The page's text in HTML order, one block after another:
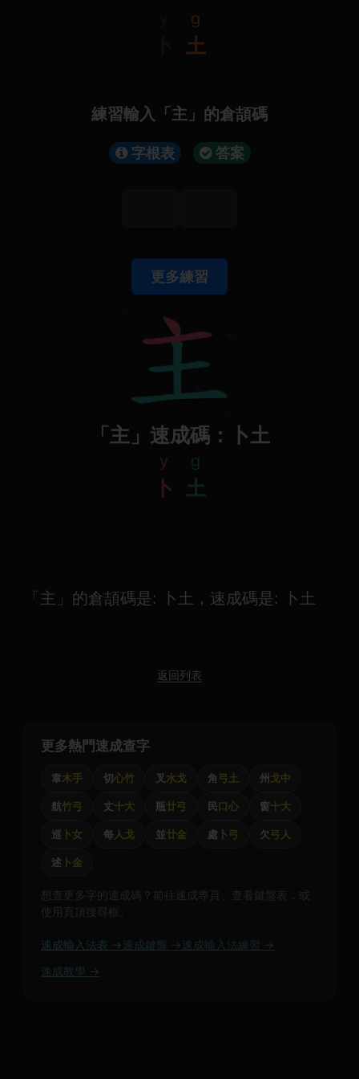
g
土
練習輸入「主」的倉頡碼
字根表 答案
更多練習
「主」速成碼：卜土
y
卜
g
土
「主」的倉頡碼是: 卜土，速成碼是: 卜土
返回列表
更多熱門速成查字
韋木手 切心竹 叉 水戈 角弓土 州 戈中
航竹弓 丈十大 瓶廿弓 民口心 窗十大
巡 卜女 每人戈 並廿金 處 卜弓 欠弓人
述 卜金
想查更多字的速成碼？前往速成專頁、查看鍵盤表，或
使用頁頂搜尋框。
速成輸入法表 → 速成鍵盤 → 速成輸入法練習 →
速成教學 →